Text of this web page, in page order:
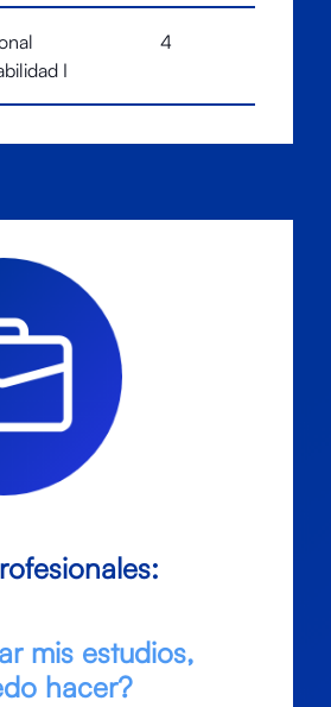
I
4
mis estudios,
hacer?